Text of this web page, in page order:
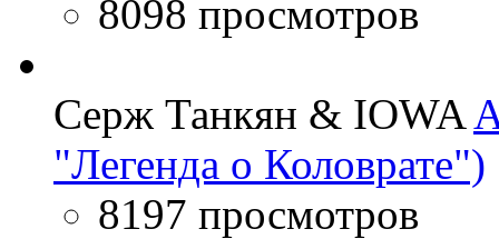
8098 просмотров
Серж Танкян & IOWA
"Легенда о Коловрате")
8197 просмотров